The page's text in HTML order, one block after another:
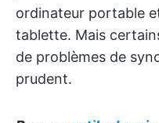
ordinateur portable
tablette. Mais
de problèmes de
prudent.